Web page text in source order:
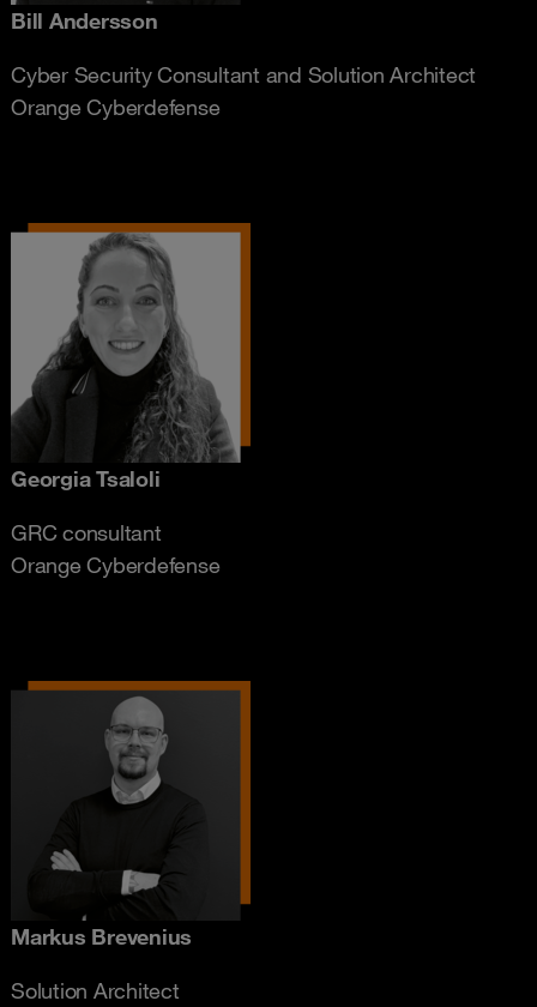
Bill Andersson
Cyber Security Consultant and Solution Architect
Orange Cyberdefense
Georgia Tsaloli
GRC consultant
Orange Cyberdefense
Markus Brevenius
Solution Architect